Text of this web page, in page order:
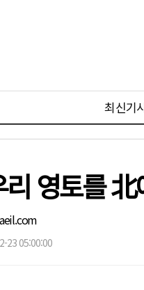
최신기
영토를
23 05:00:00